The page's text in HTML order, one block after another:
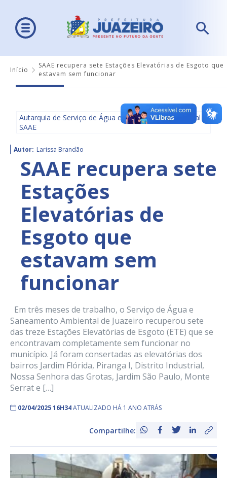
Início
SAAE recupera sete Estações Elevatórias de Esgoto que
estavam sem funcionar
Autarquia de Serviço de Água e Saneamento Ambiental -
SAAE
Autor: Larissa Brandão
SAAE recupera sete
Estações
Elevatórias de
Esgoto que
estavam sem
funcionar
Em três meses de trabalho, o Serviço de Água e
Saneamento Ambiental de Juazeiro recuperou sete
das treze Estações Elevatórias de Esgoto (ETE) que se
encontravam completamente sem funcionar no
município. Já foram consertadas as elevatórias dos
bairros Jardim Flórida, Piranga I, Distrito Industrial,
Nossa Senhora das Grotas, Jardim São Paulo, Monte
Serrat e […]
02/04/2025 16H34ATUALIZADO HÁ 1 ANO ATRÁS
Compartilhe: